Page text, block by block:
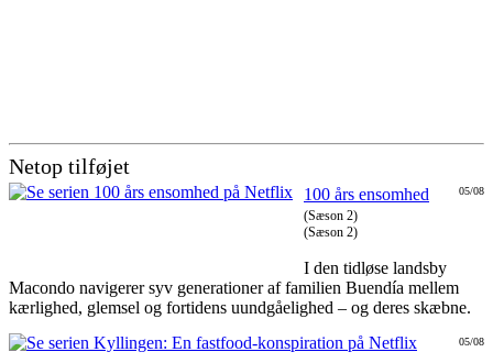
Netop tilføjet
05/08
100 års ensomhed
(Sæson 2)
(Sæson 2)
I den tidløse landsby
Macondo navigerer syv generationer af familien Buendía mellem
kærlighed, glemsel og fortidens uundgåelighed – og deres skæbne.
05/08